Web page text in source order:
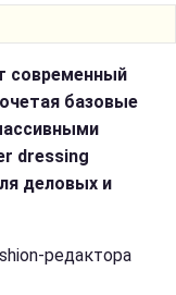
современный
базовые
dressing
деловых и
редактора